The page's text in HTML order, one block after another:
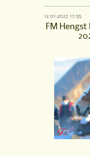
12.01.2023 17:55
FM Hengst